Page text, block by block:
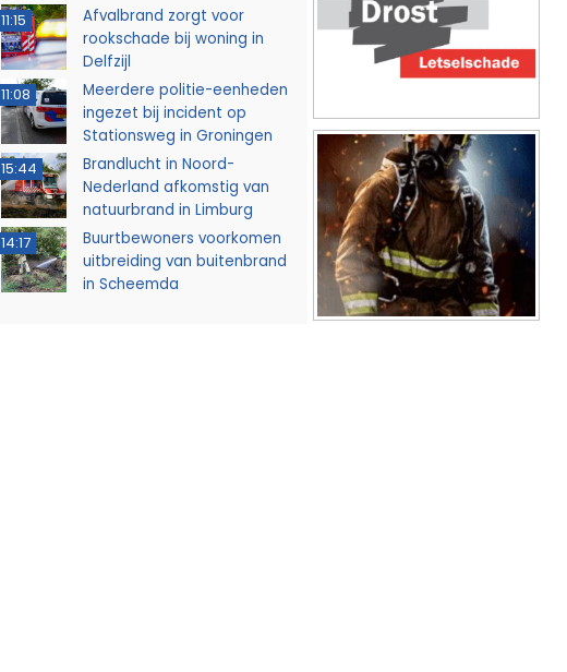
11:15
Afvalbrand zorgt voor
rookschade bij woning in
Delfzijl
11:08
Meerdere politie-eenheden
ingezet bij incident op
Stationsweg in Groningen
15:44
Brandlucht in Noord-
Nederland afkomstig van
natuurbrand in Limburg
14:17
Buurtbewoners voorkomen
uitbreiding van buitenbrand
in Scheemda